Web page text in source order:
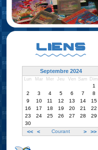
LIENS
Septembre 2024
Lun Mar Mer Jeu Ven Sam Dim
<< < Courant > >>
1
2
3 4 5 6 7
8
9
10 11 12 13 14
15
16
17 18 19 20 21
22
23
24 25 26 27 28
29
30